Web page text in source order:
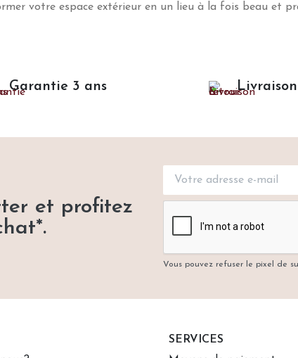
votre espace extérieur en un lieu à la fois beau et
Garantie 3 ans
et profitez
Vous pouvez refuser le pixel de
SERVICES